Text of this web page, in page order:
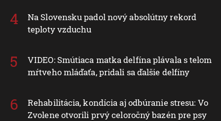
Na Slovensku padol nový absolútny rekord
teploty vzduchu
VIDEO: Smútiaca matka delfína plávala s telom
mŕtveho mláďaťa, pridali sa ďalšie delfíny
Rehabilitácia, kondícia aj odbúranie stresu: Vo
Zvolene otvorili prvý celoročný bazén pre psy